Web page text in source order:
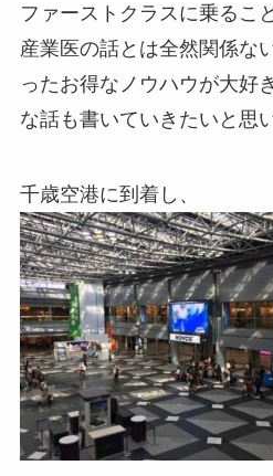
ファーストクラスに乗るこ
産業医の話とは全然関係な
ったお得なノウハウが大好
な話も書いていきたいと思
千歳空港に到着し、